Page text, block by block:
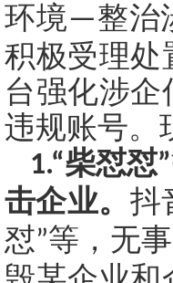
环境—整治
积极受理处
台强化涉
违规账号。
1.“柴怼怼”
击企业。 抖
怼”等，无